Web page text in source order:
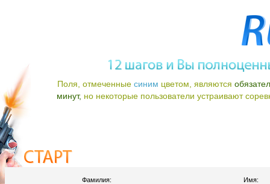
Поля, отмеченные синим цветом, являются
минут, но некоторые пользователи устраивают
Фамилия: Имя: